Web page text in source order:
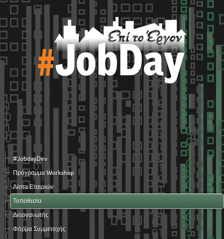
#JobdayDev
Πρόγραμμα Workshop
Λίστα Εταιριών
Τοποθεσία
Διοργανωτής
Φόρμα Συμμετοχής